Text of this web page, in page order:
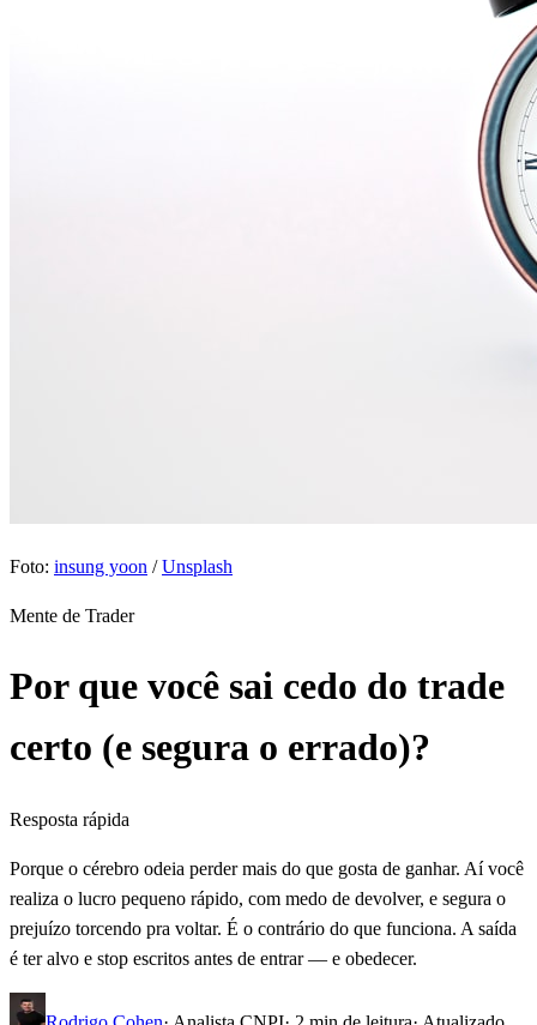
Foto: insung yoon /Unsplash
Mente de Trader
Por que você sai cedo do trade
certo (e segura o errado)?
Resposta rápida
Porque o cérebro odeia perder mais do que gosta de ganhar. Aí você
realiza o lucro pequeno rápido, com medo de devolver, e segura o
prejuízo torcendo pra voltar. É o contrário do que funciona. A saída
é ter alvo e stop escritos antes de entrar — e obedecer.